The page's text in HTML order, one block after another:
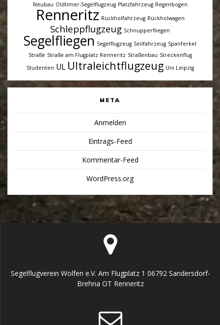
Neubau Oldtimer-Segelflugzeug Platzfahrzeug Regenbogen
Renneritz Rückholfahrzeug Rückholwagen
Schleppflugzeug Schnupperfliegen
Segelfliegen Segelflugzeug Seilfahrzeug Spanferkel
Straße Straße am Flugplatz Renneritz Straßenbau Streckenflug
Studenten UL Ultraleichtflugzeug Uni Leipzig
META
Anmelden
Eintrags-Feed
Kommentar-Feed
WordPress.org
Segelflugverein Wolfen e.V. Am Flugplatz 1 06792 Sandersdorf-
Brehna OT Renneritz